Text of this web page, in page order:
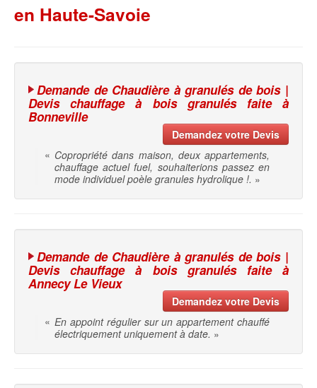
en Haute-Savoie
Demande de Chaudière à granulés de bois |
Devis chauffage à bois granulés faite à
Bonneville
Demandez votre Devis
« Copropriété dans maison, deux appartements,
chauffage actuel fuel, souhaiterions passez en
mode individuel poèle granules hydrolique !. »
Demande de Chaudière à granulés de bois |
Devis chauffage à bois granulés faite à
Annecy Le Vieux
Demandez votre Devis
« En appoint régulier sur un appartement chauffé
électriquement uniquement à date. »